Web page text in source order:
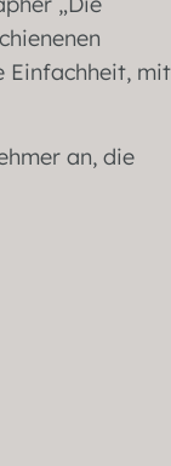
Einfachheit, mit
an, die